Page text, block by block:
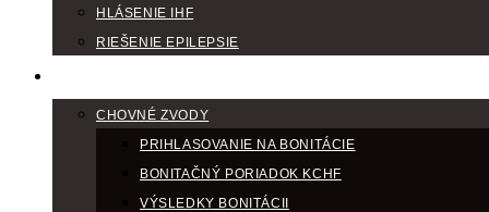
HLÁSENIE IHF
RIEŠENIE EPILEPSIE
CHOVNÉ ZVODY
PRIHLASOVANIE NA BONITÁCIE
BONITAČNÝ PORIADOK KCHF
VÝSLEDKY BONITÁCII